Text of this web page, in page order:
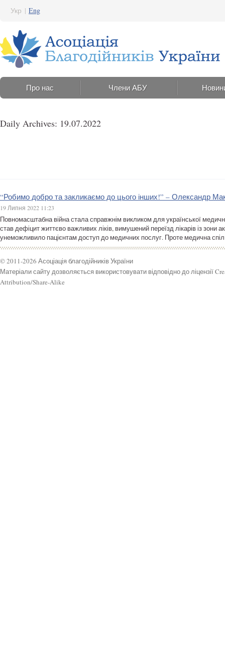
Укр | Eng
Про нас Члени АБУ
Daily Archives: 19.07.2022
“Робимо добро та закликаємо до цього інших!” – Олександр
19 Липня 2022 11:23
Повномасштабна війна стала справжнім викликом для української
став дефіцит життєво важливих ліків, вимушений переїзд лікарів із зони
унеможливило пацієнтам доступ до медичних послуг. Проте медична
© 2011-2026 Асоціація благодійників України
Матеріали сайту дозволяється використовувати відповідно до ліцензії
Attribution/Share-Alike